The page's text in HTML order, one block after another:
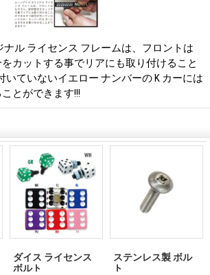
ナル ライセンス フレームは、フロントは
カットする事でリアにも取り付けること
いていないイエロー ナンバーの K カーには
とができます!!!
ダイス ライセンス
ボルト
ステンレス製 ボル
ト